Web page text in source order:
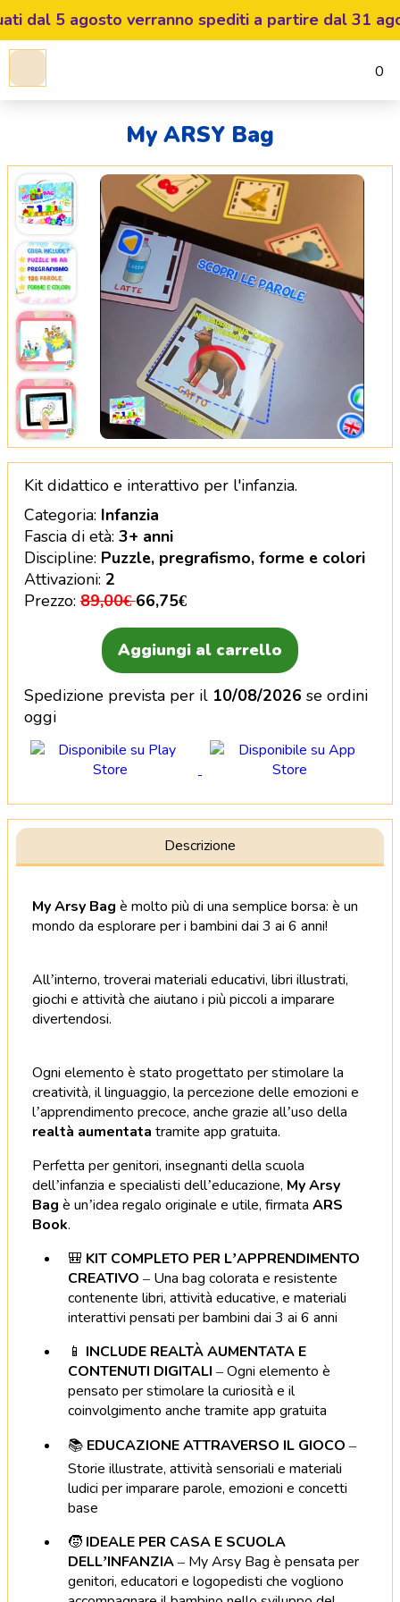
5 agosto verranno spediti a partire dal 31
0
My ARSY Bag
Kit didattico e interattivo per l'infanzia. Imparare
Kit didattico e interattivo per l'infanzia.
Categoria: Infanzia
Fascia di età: 3+ anni
Discipline: Puzzle, pregrafismo, forme e colori
Attivazioni: 2
Prezzo:89,00€66,75€
Aggiungi al carrello
Spedizione prevista per il 10/08/2026 se ordini
oggi
Descrizione
My Arsy Bag è molto più di una semplice borsa: è un
mondo da esplorare per i bambini dai 3 ai 6 anni!
All’interno, troverai materiali educativi, libri illustrati,
giochi e attività che aiutano i più piccoli a imparare
divertendosi.
Ogni elemento è stato progettato per stimolare la
creatività, il linguaggio, la percezione delle emozioni e
l’apprendimento precoce, anche grazie all’uso della
realtà aumentata tramite app gratuita.
Perfetta per genitori, insegnanti della scuola
dell’infanzia e specialisti dell’educazione, My Arsy
Bag è un’idea regalo originale e utile, firmata ARS
Book.
🎒 KIT COMPLETO PER L’APPRENDIMENTO
CREATIVO – Una bag colorata e resistente
contenente libri, attività educative, e materiali
interattivi pensati per bambini dai 3 ai 6 anni
📱 INCLUDE REALTÀ AUMENTATA E
CONTENUTI DIGITALI – Ogni elemento è
pensato per stimolare la curiosità e il
coinvolgimento anche tramite app gratuita
📚 EDUCAZIONE ATTRAVERSO IL GIOCO –
Storie illustrate, attività sensoriali e materiali
ludici per imparare parole, emozioni e concetti
base
🧒 IDEALE PER CASA E SCUOLA
DELL’INFANZIA– My Arsy Bag è pensata per
genitori, educatori e logopedisti che vogliono